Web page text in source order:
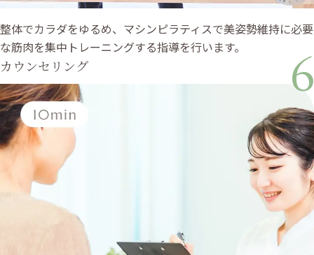
整体でカラダをゆるめ、マシンピラティスで美姿勢維持に必要
な筋肉を集中トレーニングする指導を行います。
6
カウンセリング